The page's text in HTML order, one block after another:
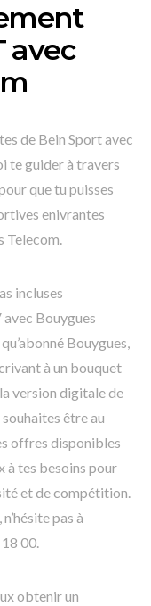
avec
de Bein Sport avec
te guider à travers
que tu puisses
enivrantes
Telecom.
incluses
Bouygues
Bouygues,
à un bouquet
version digitale de
être au
offres disponibles
à tes besoins pour
et de compétition.
pas à
00.
obtenir un